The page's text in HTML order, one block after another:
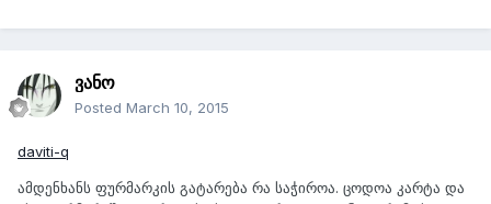
ვანო
Posted March 10, 2015
daviti-q
ამდენხანს ფურმარკის გატარება რა საჭიროა. ცოდოა კარტა და